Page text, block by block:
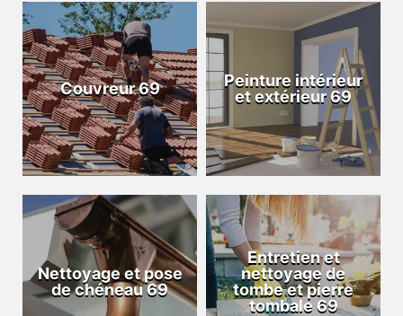
Couvreur 69
Peinture intérieur
et extérieur 69
Nettoyage et pose
de chéneau 69
Entretien et
nettoyage de
tombe et pierre
tombale 69